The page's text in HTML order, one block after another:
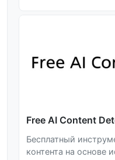
Free AI Content
Бесплатный
контента на основе